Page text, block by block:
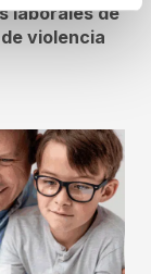
laborales de
violencia